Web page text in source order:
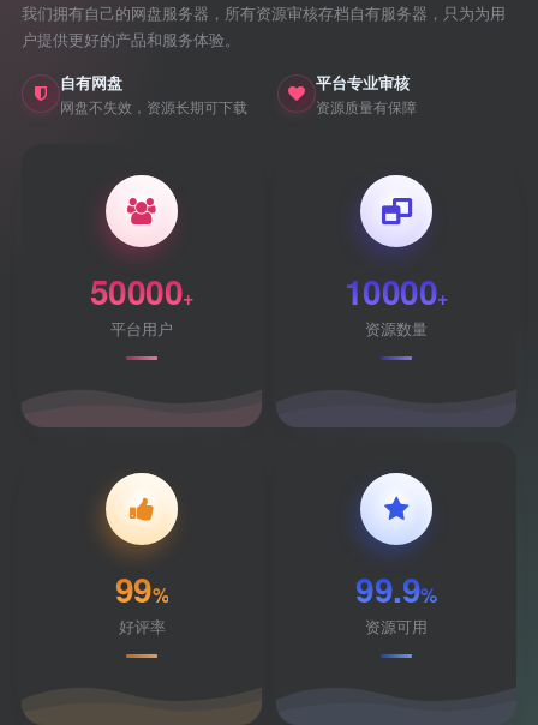
我们拥有自己的网盘服务器，所有资源审核存档自有服务器，只为为用
户提供更好的产品和服务体验。
自有网盘
网盘不失效，资源长期可下载
平台专业审核
资源质量有保障
50000+
平台用户
10000+
资源数量
99%
好评率
99.9%
资源可用